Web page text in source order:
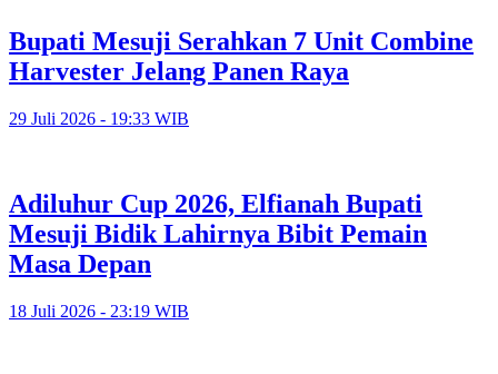
Bupati Mesuji Serahkan 7 Unit Combine
Harvester Jelang Panen Raya
29 Juli 2026 - 19:33 WIB
Adiluhur Cup 2026, Elfianah Bupati
Mesuji Bidik Lahirnya Bibit Pemain
Masa Depan
18 Juli 2026 - 23:19 WIB